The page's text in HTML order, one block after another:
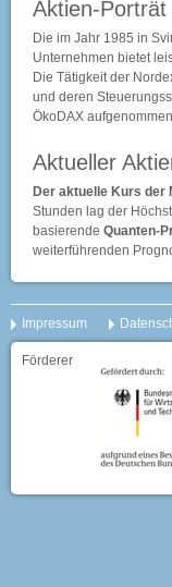
Aktien-Porträt
Die im Jahr 1985 in
Unternehmen bietet
Die Tätigkeit der
und deren
ÖkoDAX
Aktueller
Der aktuelle Kurs der
Stunden lag der
basierende Quanten-
weiterführenden
Impressum
Förderer